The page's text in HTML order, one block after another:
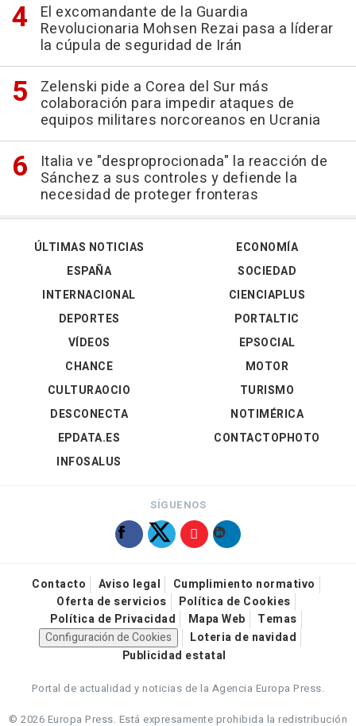
El excomandante de la Guardia
Revolucionaria Mohsen Rezai pasa a líderar
la cúpula de seguridad de Irán
Zelenski pide a Corea del Sur más
colaboración para impedir ataques de
equipos militares norcoreanos en Ucrania
Italia ve "desproprocionada" la reacción de
Sánchez a sus controles y defiende la
necesidad de proteger fronteras
ÚLTIMAS NOTICIAS
ESPAÑA
INTERNACIONAL
DEPORTES
VÍDEOS
ECONOMÍA
SOCIEDAD
CIENCIAPLUS
PORTALTIC
EPSOCIAL
CHANCE
CULTURAOCIO
DESCONECTA
EPDATA.ES
INFOSALUS
MOTOR
TURISMO
NOTIMÉRICA
CONTACTOPHOTO
SÍGUENOS
Contacto Aviso legal
Cumplimiento normativo
Oferta de servicios
Política de Cookies
Política de Privacidad
Mapa Web
Temas
Configuración de Cookies
Loteria de navidad
Publicidad estatal
Portal de actualidad y noticias de la Agencia Europa Press.
© 2026 Europa Press. Está expresamente prohibida la redistribución